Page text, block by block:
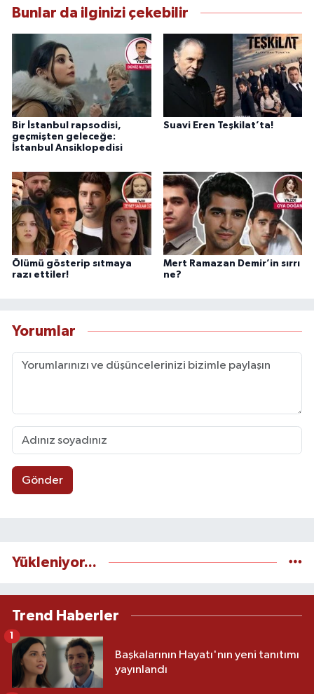
Bunlar da ilginizi çekebilir
Bir İstanbul rapsodisi,
geçmişten geleceğe:
İstanbul Ansiklopedisi
Suavi Eren Teşkilat’ta!
Ölümü gösterip sıtmaya
razı ettiler!
Mert Ramazan Demir’in sırrı
ne?
Yorumlar
Gönder
Yükleniyor...
Trend Haberler
Başkalarının Hayatı'nın yeni tanıtımı
yayınlandı
1